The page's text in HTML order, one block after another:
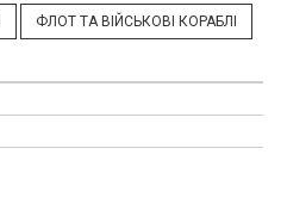
ФЛОТ ТА ВІЙСЬКОВІ КОРАБЛІ